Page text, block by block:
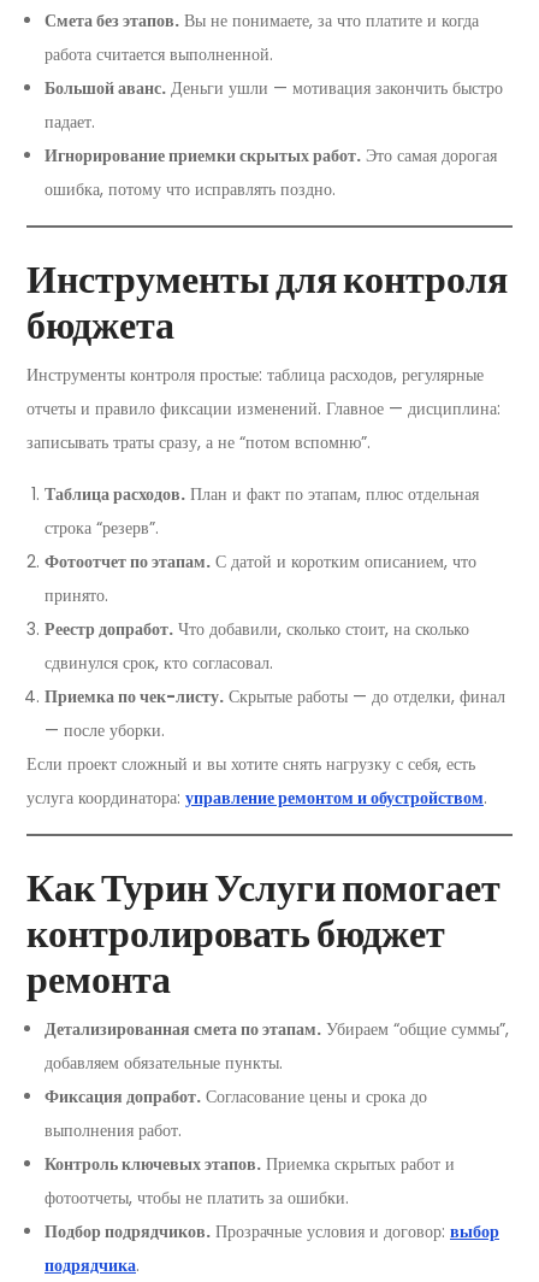
Смета без этапов. Вы не понимаете, за что платите и когда
работа считается выполненной.
Большой аванс. Деньги ушли — мотивация закончить быстро
падает.
Игнорирование приемки скрытых работ. Это самая дорогая
ошибка, потому что исправлять поздно.
Инструменты для контроля
бюджета
Инструменты контроля простые: таблица расходов, регулярные
отчеты и правило фиксации изменений. Главное — дисциплина:
записывать траты сразу, а не “потом вспомню”.
Таблица расходов. План и факт по этапам, плюс отдельная
строка “резерв”.
Фотоотчет по этапам. С датой и коротким описанием, что
принято.
Реестр допработ. Что добавили, сколько стоит, на сколько
сдвинулся срок, кто согласовал.
Приемка по чек-листу. Скрытые работы — до отделки, финал
— после уборки.
Если проект сложный и вы хотите снять нагрузку с себя, есть
услуга координатора: управление ремонтом и обустройством.
Как Турин Услуги помогает
контролировать бюджет
ремонта
Детализированная смета по этапам. Убираем “общие суммы”,
добавляем обязательные пункты.
Фиксация допработ. Согласование цены и срока до
выполнения работ.
Контроль ключевых этапов. Приемка скрытых работ и
фотоотчеты, чтобы не платить за ошибки.
Подбор подрядчиков. Прозрачные условия и договор: выбор
подрядчика.